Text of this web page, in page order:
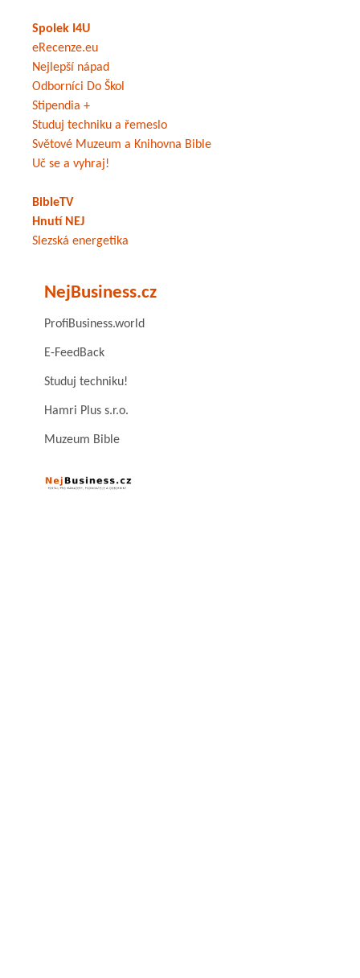
Spolek I4U
eRecenze.eu
Nejlepší nápad
Odborníci Do Škol
Stipendia +
Studuj techniku a řemeslo
Světové Muzeum a Knihovna Bible
Uč se a vyhraj!
BibleTV
Hnutí NEJ
Slezská energetika
NejBusiness.cz
ProfiBusiness.world
E-FeedBack
Studuj techniku!
Hamri Plus s.r.o.
Muzeum Bible